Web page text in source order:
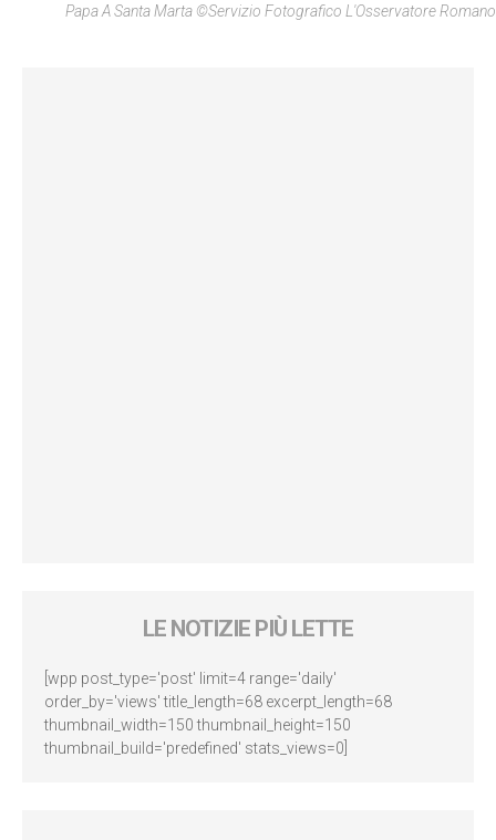
Papa A Santa Marta ©Servizio Fotografico L'Osservatore Romano
LE NOTIZIE PIÙ LETTE
[wpp post_type='post' limit=4 range='daily'
order_by='views' title_length=68 excerpt_length=68
thumbnail_width=150 thumbnail_height=150
thumbnail_build='predefined' stats_views=0]